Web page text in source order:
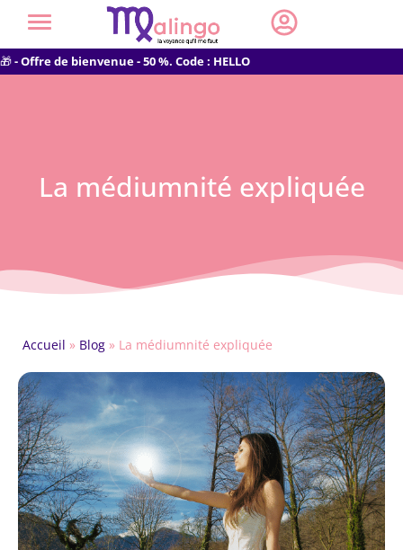
🎁- Offre de bienvenue - 50 %. Code : HELLO
La médiumnité expliquée
Accueil » Blog » La médiumnité expliquée